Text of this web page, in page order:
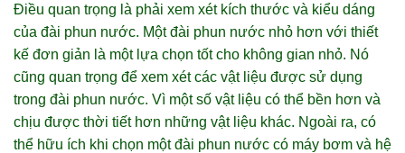
Điều quan trọng là phải xem xét kích thước và kiểu dáng
của đài phun nước. Một đài phun nước nhỏ hơn với thiết
kế đơn giản là một lựa chọn tốt cho không gian nhỏ. Nó
cũng quan trọng để xem xét các vật liệu được sử dụng
trong đài phun nước. Vì một số vật liệu có thể bền hơn và
chịu được thời tiết hơn những vật liệu khác. Ngoài ra, có
thể hữu ích khi chọn một đài phun nước có máy bơm và hệ